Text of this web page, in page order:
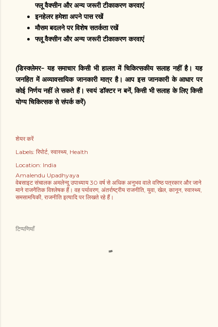
फ्लू वैक्सीन और अन्य जरूरी टीकाकरण करवाएं
इनहेलर हमेशा अपने पास रखें
मौसम बदलने पर विशेष सतर्कता रखें
फ्लू वैक्सीन और अन्य जरूरी टीकाकरण करवाएं
(डिस्क्लेमर- यह समाचार किसी भी हालत में चिकित्सकीय सलाह नहीं है। यह
जनहित में अव्यावसायिक जानकारी मात्र है। आप इस जानकारी के आधार पर
कोई निर्णय नहीं ले सकते हैं। स्वयं डॉक्टर न बनें, किसी भी सलाह के लिए किसी
योग्य चिकित्सक से संपर्क करें)
शेयर करें
Labels: रिपोर्ट स्वास्थ्य Health
Location: India
Amalendu Upadhyaya
वेबसाइट संचालक अमलेन्दु उपाध्याय 30 वर्ष से अधिक अनुभव वाले वरिष्ठ पत्रकार और जाने
माने राजनैतिक विश्लेषक हैं। वह पर्यावरण, अंतर्राष्ट्रीय राजनीति, युवा, खेल, कानून, स्वास्थ्य,
समसामयिकी, राजनीति इत्यादि पर लिखते रहे हैं।
टिप्पणियाँ